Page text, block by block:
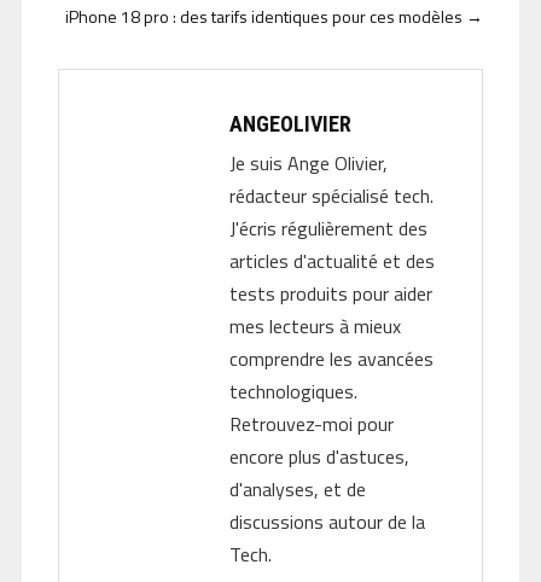
iPhone 18 pro : des tarifs identiques pour ces modèles →
ANGEOLIVIER
Je suis Ange Olivier,
rédacteur spécialisé tech.
J'écris régulièrement des
articles d'actualité et des
tests produits pour aider
mes lecteurs à mieux
comprendre les avancées
technologiques.
Retrouvez-moi pour
encore plus d'astuces,
d'analyses, et de
discussions autour de la
Tech.